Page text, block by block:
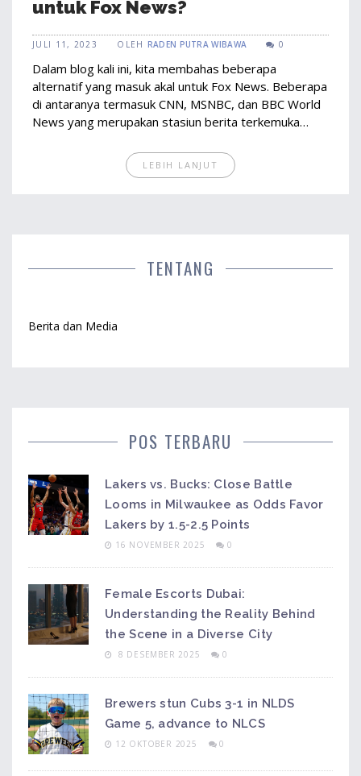
untuk Fox News?
JULI 11, 2023 OLEH RADEN PUTRA WIBAWA 0
Dalam blog kali ini, kita membahas beberapa
alternatif yang masuk akal untuk Fox News. Beberapa
di antaranya termasuk CNN, MSNBC, dan BBC World
News yang merupakan stasiun berita terkemuka
Selain itu, media online seperti The Guardian dan The
New York Times juga menjadi alternatif yang baik
program berita dan analisis yang informatif.
LEBIH LANJUT
TENTANG
Berita dan Media
POS TERBARU
Lakers vs. Bucks: Close Battle
Looms in Milwaukee as Odds Favor
Lakers by 1.5-2.5 Points
16 NOVEMBER 2025 0
Female Escorts Dubai:
Understanding the Reality Behind
the Scene in a Diverse City
8 DESEMBER 2025 0
Brewers stun Cubs 3-1 in NLDS
Game 5, advance to NLCS
12 OKTOBER 2025 0